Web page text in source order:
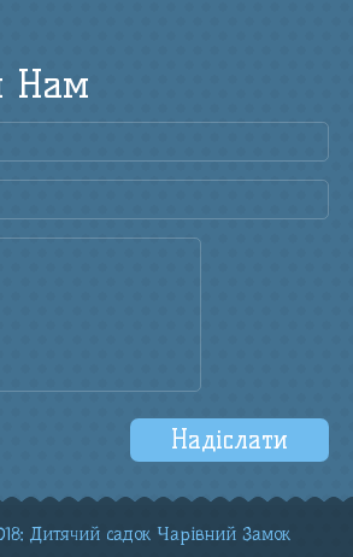
Нам
Дитячий садок Чарівний Замок